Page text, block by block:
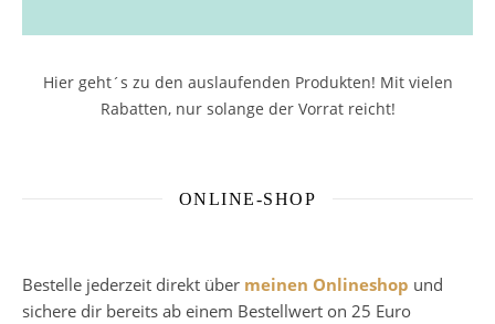
Hier geht´s zu den auslaufenden Produkten! Mit vielen
Rabatten, nur solange der Vorrat reicht!
ONLINE-SHOP
Bestelle jederzeit direkt über meinen Onlineshop und
sichere dir bereits ab einem Bestellwert on 25 Euro